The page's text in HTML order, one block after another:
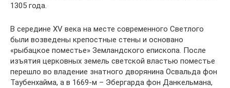
1305 года.
В середине XV века на месте современного Светлого
были возведены крепостные стены и основано
«рыбацкое поместье» Земландского епископа. После
изъятия церковных земель светской властью поместье
перешло во владение знатного дворянина Освальда фон
Таубенхайма, а в 1669-м – Эбергарда фон Данкельмана,